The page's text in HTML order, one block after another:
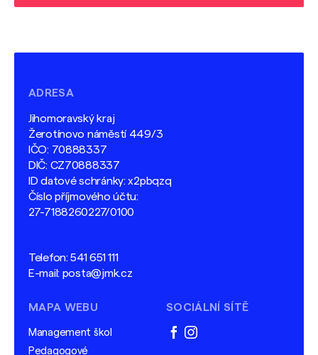
ADRESA
Jihomoravský kraj
Žerotínovo náměstí 449/3
IČO: 70888337
DIČ: CZ70888337
ID datové schránky: x2pbqzq
Číslo příjmového účtu:
27-7188260227/0100
Telefon:541 651 111
E-mail: posta@jmk.cz
MAPA WEBU
Management škol
Pedagogové
SOCIÁLNÍ SÍTĚ
facebook
instagram